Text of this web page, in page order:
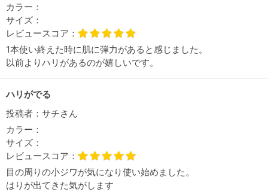
カラー：
サイズ：
レビュースコア：
1本使い終えた時に肌に弾力があると感じました。
以前よりハリがあるのが嬉しいです。
ハリがでる
投稿者： サチさん
カラー：
サイズ：
レビュースコア：
目の周りの小ジワが気になり使い始めました。
はりが出てきた気がします